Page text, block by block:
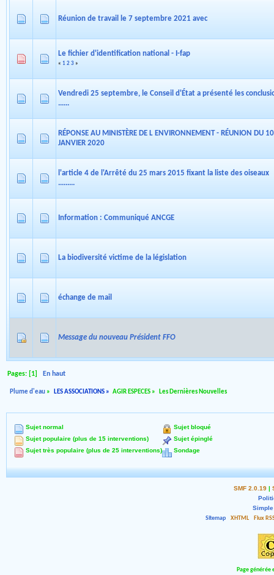
Réunion de travail le 7 septembre 2021 avec
Le fichier d'identification national - I-fap
« 1 2 3 »
Vendredi 25 septembre, le Conseil d'État a présenté les
......
RÉPONSE AU MINISTÈRE DE L ENVIRONNEMENT - RÉUNION DU 10
JANVIER 2020
l'article 4 de l'Arrêté du 25 mars 2015 fixant la liste des oiseaux
.........
Information : Communiqué ANCGE
La biodiversité victime de la législation
échange de mail
Message du nouveau Président FFO
Pages: [1] En haut
Plume d'eau » LES ASSOCIATIONS» AGIR ESPECES » Les Dernières Nouvelles
Sujet normal
Sujet populaire (plus de 15 interventions)
Sujet très populaire (plus de 25 interventions)
Sujet bloqué
Sujet épinglé
Sondage
SMF 2.0.19 |
Sitemap
XHTML Flux
Page générée